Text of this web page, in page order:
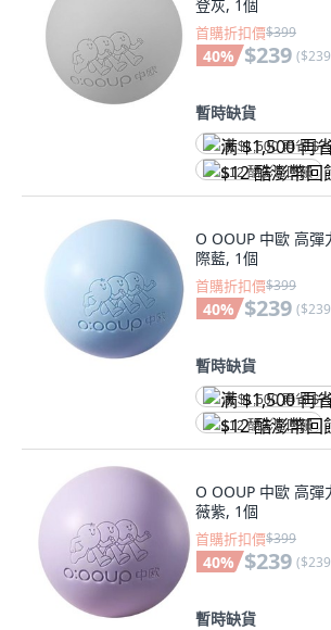
登灰, 1個
首購折扣價$399
40% $239 (
暫時缺貨
满 $1,500 再省
$12 酷澎幣回饋
O OOUP 中歐 高
際藍, 1個
首購折扣價$399
40% $239 (
暫時缺貨
满 $1,500 再省
$12 酷澎幣回饋
O OOUP 中歐 高
薇紫, 1個
首購折扣價$399
40% $239 (
暫時缺貨